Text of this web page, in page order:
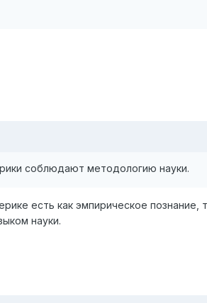
соблюдают методологию науки.
есть как эмпирическое познание,
науки.